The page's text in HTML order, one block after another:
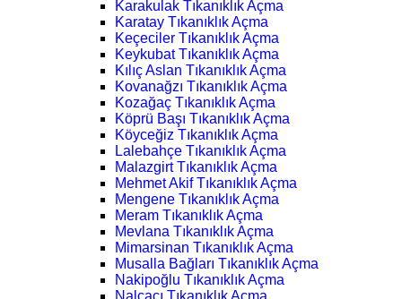
Karakulak Tıkanıklık Açma
Karatay Tıkanıklık Açma
Keçeciler Tıkanıklık Açma
Keykubat Tıkanıklık Açma
Kılıç Aslan Tıkanıklık Açma
Kovanağzı Tıkanıklık Açma
Kozağaç Tıkanıklık Açma
Köprü Başı Tıkanıklık Açma
Köyceğiz Tıkanıklık Açma
Lalebahçe Tıkanıklık Açma
Malazgirt Tıkanıklık Açma
Mehmet Akif Tıkanıklık Açma
Mengene Tıkanıklık Açma
Meram Tıkanıklık Açma
Mevlana Tıkanıklık Açma
Mimarsinan Tıkanıklık Açma
Musalla Bağları Tıkanıklık Açma
Nakipoğlu Tıkanıklık Açma